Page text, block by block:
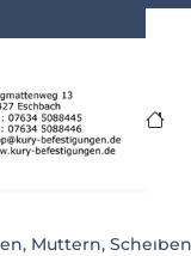
Muttern, Scheiben